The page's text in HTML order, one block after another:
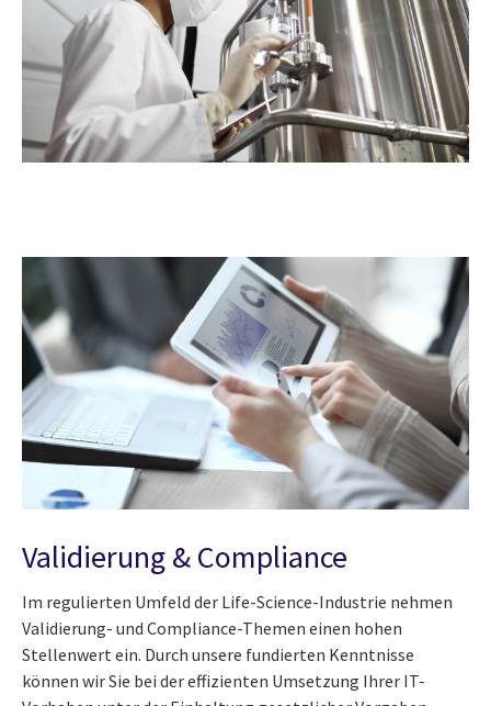
Validierung & Compliance
Im regulierten Umfeld der Life-Science-Industrie nehmen
Validierung- und Compliance-Themen einen hohen
Stellenwert ein. Durch unsere fundierten Kenntnisse
können wir Sie bei der effizienten Umsetzung Ihrer IT-